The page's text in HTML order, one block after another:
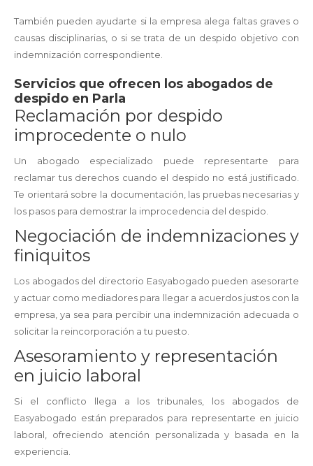
También pueden ayudarte si la empresa alega faltas graves o
causas disciplinarias, o si se trata de un despido objetivo con
indemnización correspondiente.
Servicios que ofrecen los abogados de
despido en Parla
Reclamación por despido
improcedente o nulo
Un abogado especializado puede representarte para
reclamar tus derechos cuando el despido no está justificado.
Te orientará sobre la documentación, las pruebas necesarias y
los pasos para demostrar la improcedencia del despido.
Negociación de indemnizaciones y
finiquitos
Los abogados del directorio Easyabogado pueden asesorarte
y actuar como mediadores para llegar a acuerdos justos con la
empresa, ya sea para percibir una indemnización adecuada o
solicitar la reincorporación a tu puesto.
Asesoramiento y representación
en juicio laboral
Si el conflicto llega a los tribunales, los abogados de
Easyabogado están preparados para representarte en juicio
laboral, ofreciendo atención personalizada y basada en la
experiencia.